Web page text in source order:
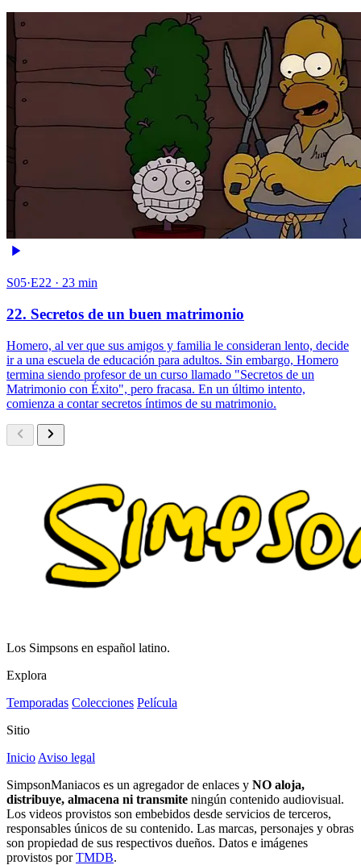
S05·E22 · 23 min
22. Secretos de un buen matrimonio
Homero, al ver que sus amigos y familia le consideran lento, decide
ir a una escuela de educación para adultos. Sin embargo, Homero
termina siendo profesor de un curso llamado "Secretos de un
Matrimonio con Éxito", pero fracasa. En un último intento,
comienza a contar secretos íntimos de su matrimonio.
Los Simpsons en español latino.
Explora
Temporadas Colecciones Película
Sitio
Inicio Aviso legal
SimpsonManiacos es un agregador de enlaces y NO aloja,
distribuye, almacena ni transmite ningún contenido audiovisual.
Los videos provistos son embebidos desde servicios de terceros,
responsables únicos de su contenido. Las marcas, personajes y obras
son propiedad de sus respectivos dueños. Datos e imágenes
provistos porTMDB.